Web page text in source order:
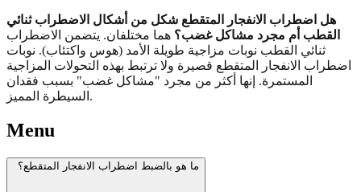
هل اضطراب الانفجار المتقطع شكل من أشكال الاضطراب ثنائي
القطب أم مجرد مشاكل غضب؟ هما مختلفان. يتضمن الاضطراب
ثنائي القطب نوبات مزاجية طويلة الأمد (هوس واكتئاب). نوبات
اضطراب الانفجار المتقطع قصيرة ولا ترتبط بهذه التحولات المزاجية
المستمرة. إنها أكثر من مجرد "مشاكل غضب" بسبب فقدان
السيطرة المميز.
Menu
ما هو بالضبط اضطراب الانفجار المتقطع؟